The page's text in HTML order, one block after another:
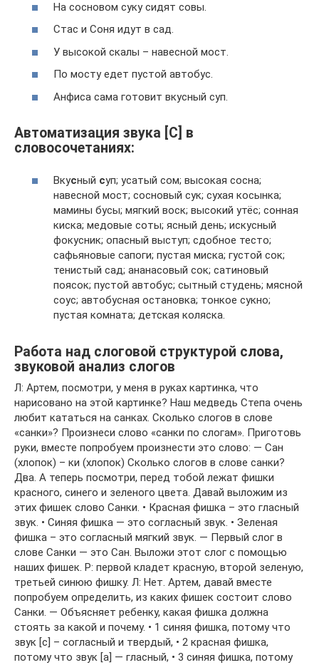
На сосновом суку сидят совы.
Стас и Соня идут в сад.
У высокой скалы – навесной мост.
По мосту едет пустой автобус.
Анфиса сама готовит вкусный суп.
Автоматизация звука [С] в
словосочетаниях:
Вкусный суп; усатый сом; высокая сосна;
навесной мост; сосновый сук; сухая косынка;
мамины бусы; мягкий воск; высокий утёс; сонная
киска; медовые соты; ясный день; искусный
фокусник; опасный выступ; сдобное тесто;
сафьяновые сапоги; пустая миска; густой сок;
тенистый сад; ананасовый сок; сатиновый
поясок; пустой автобус; сытный студень; мясной
соус; автобусная остановка; тонкое сукно;
пустая комната; детская коляска.
Работа над слоговой структурой слова,
звуковой анализ слогов
Л: Артем, посмотри, у меня в руках картинка, что
нарисовано на этой картинке? Наш медведь Степа очень
любит кататься на санках. Сколько слогов в слове
«санки»? Произнеси слово «санки по слогам». Приготовь
руки, вместе попробуем произнести это слово: — Сан
(хлопок) – ки (хлопок) Сколько слогов в слове санки?
Два. А теперь посмотри, перед тобой лежат фишки
красного, синего и зеленого цвета. Давай выложим из
этих фишек слово Санки. • Красная фишка – это гласный
звук. • Синяя фишка — это согласный звук. • Зеленая
фишка – это согласный мягкий звук. — Первый слог в
слове Санки — это Сан. Выложи этот слог с помощью
наших фишек. Р: первой кладет красную, второй зеленую,
третьей синюю фишку. Л: Нет. Артем, давай вместе
попробуем определить, из каких фишек состоит слово
Санки. — Объясняет ребенку, какая фишка должна
стоять за какой и почему. • 1 синяя фишка, потому что
звук [с] – согласный и твердый, • 2 красная фишка,
потому что звук [а] — гласный, • 3 синяя фишка, потому